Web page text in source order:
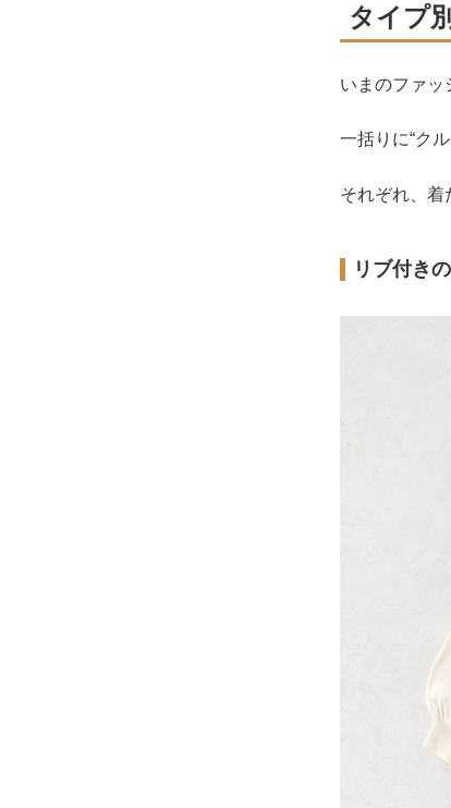
タイプ
いまのファッ
一括りに“ク
それぞれ、着
リブ付き